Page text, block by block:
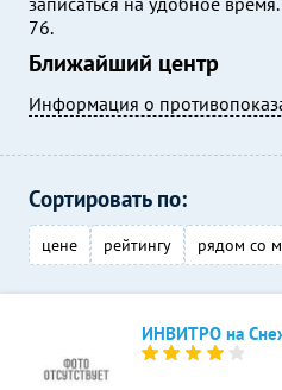
76.
Ближайший центр
Информация о
Сортировать по:
цене рейтингу рядом со
ИНВИТРО на